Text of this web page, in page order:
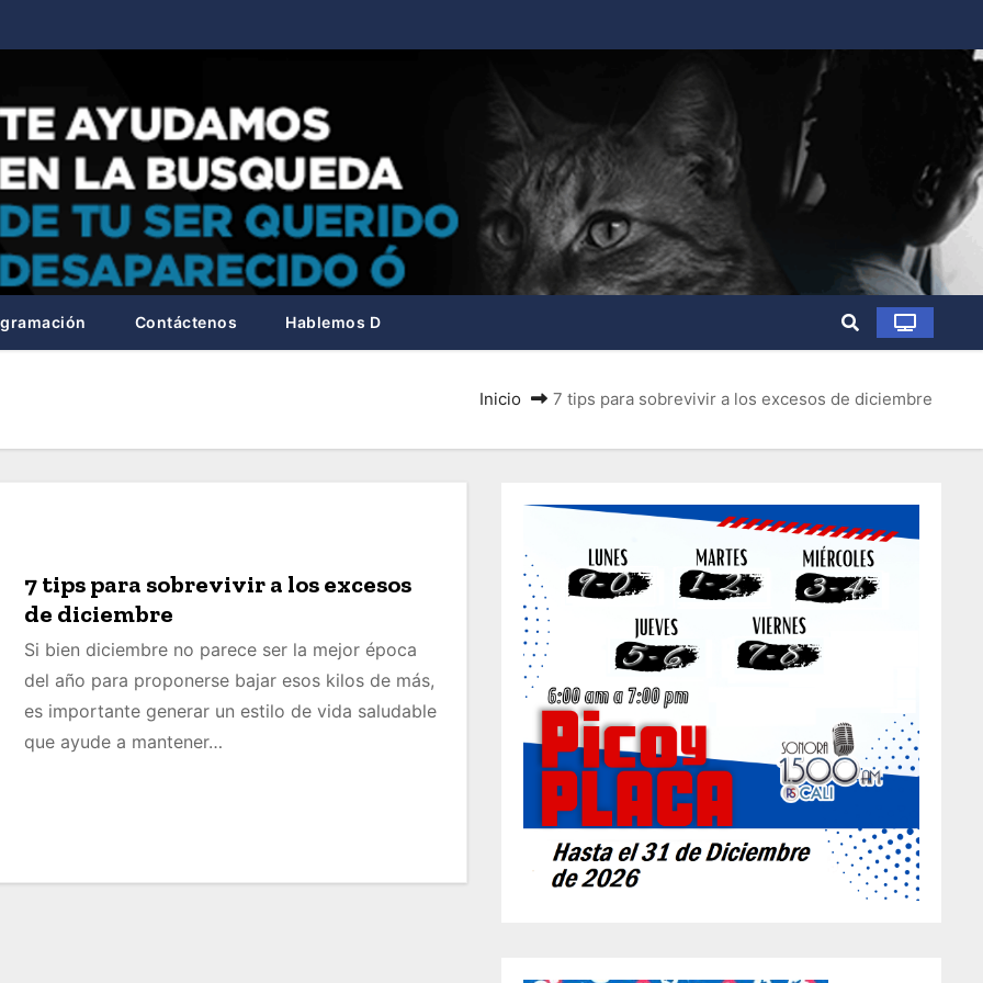
Contáctenos Hablemos D
Inicio 7 tips para sobrevivir a los excesos de diciembre
7 tips para sobrevivir a los excesos
de diciembre
Si bien diciembre no parece ser la mejor época
del año para proponerse bajar esos kilos de más,
es importante generar un estilo de vida saludable
que ayude a mantener…